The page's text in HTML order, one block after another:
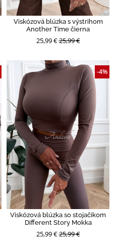
Viskózová blúzka s výstrihom
Another Time čierna
25,99 €25,99 €
Viskózová blúzka so stojačikom
Different Story Mokka
25,99 €25,99 €
-4%